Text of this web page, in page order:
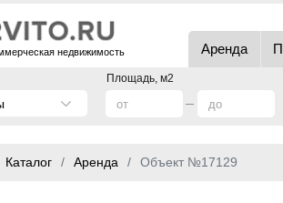
недвижимость Аренда
Площадь, м2
Каталог Аренда Объект №17129